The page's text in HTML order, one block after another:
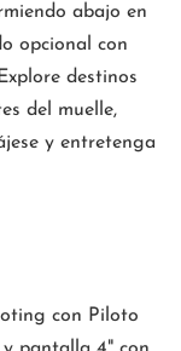
abajo en
opcional con
destinos
del muelle,
y entretenga
con Piloto